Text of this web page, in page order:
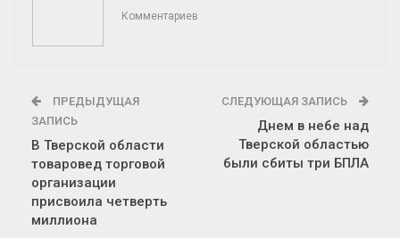
Комментариев
ПРЕДЫДУЩАЯ
ЗАПИСЬ
В Тверской области
товаровед торговой
организации
присвоила четверть
миллиона
СЛЕДУЮЩАЯ ЗАПИСЬ
Днем в небе над
Тверской областью
были сбиты три БПЛА